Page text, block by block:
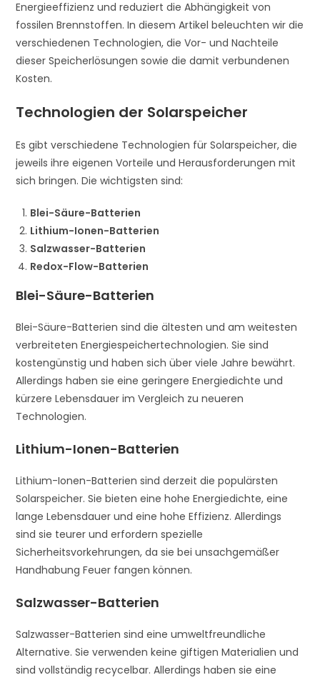
Energieeffizienz und reduziert die Abhängigkeit von
fossilen Brennstoffen. In diesem Artikel beleuchten wir die
verschiedenen Technologien, die Vor- und Nachteile
dieser Speicherlösungen sowie die damit verbundenen
Kosten.
Technologien der Solarspeicher
Es gibt verschiedene Technologien für Solarspeicher, die
jeweils ihre eigenen Vorteile und Herausforderungen mit
sich bringen. Die wichtigsten sind:
Blei-Säure-Batterien
Lithium-Ionen-Batterien
Salzwasser-Batterien
Redox-Flow-Batterien
Blei-Säure-Batterien
Blei-Säure-Batterien sind die ältesten und am weitesten
verbreiteten Energiespeichertechnologien. Sie sind
kostengünstig und haben sich über viele Jahre bewährt.
Allerdings haben sie eine geringere Energiedichte und
kürzere Lebensdauer im Vergleich zu neueren
Technologien.
Lithium-Ionen-Batterien
Lithium-Ionen-Batterien sind derzeit die populärsten
Solarspeicher. Sie bieten eine hohe Energiedichte, eine
lange Lebensdauer und eine hohe Effizienz. Allerdings
sind sie teurer und erfordern spezielle
Sicherheitsvorkehrungen, da sie bei unsachgemäßer
Handhabung Feuer fangen können.
Salzwasser-Batterien
Salzwasser-Batterien sind eine umweltfreundliche
Alternative. Sie verwenden keine giftigen Materialien und
sind vollständig recycelbar. Allerdings haben sie eine